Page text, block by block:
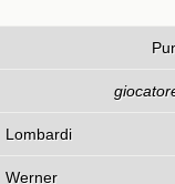
Lombardi
Werner